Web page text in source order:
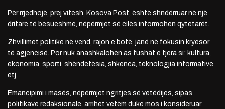
Për rrjedhojë, prej vitesh, Kosova Post, është shndërruar në një
dritare të besueshme, nëpërmjet së cilës informohen qytetarët.
Zhvillimet politike në vend, rajon e botë, janë në fokusin kryesor
të agjencisë. Por nuk anashkalohen as fushat e tjera si: kultura,
ekonomia, sporti, shëndetësia, shkenca, teknologjia informative
etj.
Emancipimi i masës, nëpërmjet ngritjes së vetëdijes, sipas
politikave redaksionale, arrihet vetëm duke mos i konsideruar